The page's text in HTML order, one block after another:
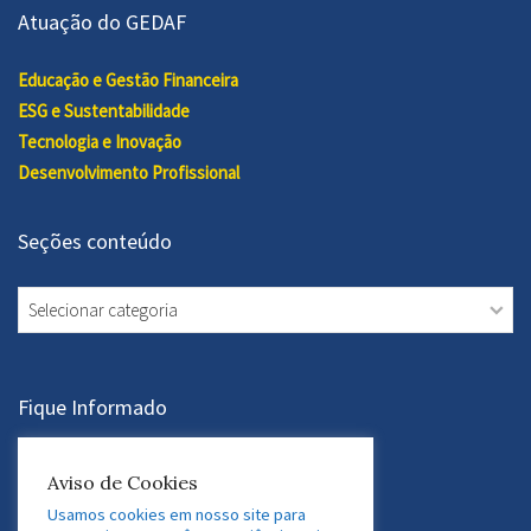
Atuação do GEDAF
Educação e Gestão Financeira
ESG e Sustentabilidade
Tecnologia e Inovação
Desenvolvimento Profissional
Seções conteúdo
Seções
conteúdo
Fique Informado
Assine a Newsletter
Aviso de Cookies
Usamos cookies em nosso site para